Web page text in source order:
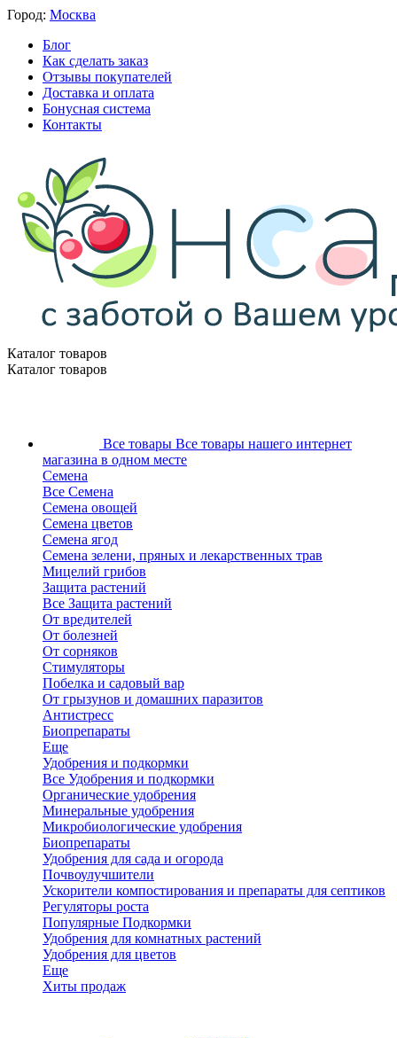
Город: Москва
Блог
Как сделать заказ
Отзывы покупателей
Доставка и оплата
Бонусная система
Контакты
Каталог товаров
Каталог товаров
Все товары Все товары нашего интернет
магазина в одном месте
Семена
Все Семена
Семена овощей
Семена цветов
Семена ягод
Семена зелени, пряных и лекарственных трав
Мицелий грибов
Защита растений
Все Защита растений
От вредителей
От болезней
От сорняков
Стимуляторы
Побелка и садовый вар
От грызунов и домашних паразитов
Антистресс
Биопрепараты
Еще
Удобрения и подкормки
Все Удобрения и подкормки
Органические удобрения
Минеральные удобрения
Микробиологические удобрения
Биопрепараты
Удобрения для сада и огорода
Почвоулучшители
Ускорители компостирования и препараты для септиков
Регуляторы роста
Популярные Подкормки
Удобрения для комнатных растений
Удобрения для цветов
Еще
Хиты продаж